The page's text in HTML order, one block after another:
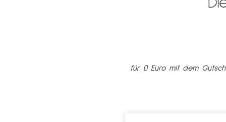
für 0 Euro mit dem